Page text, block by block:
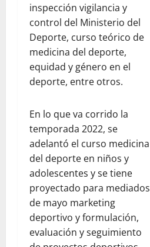
inspección vigilancia y
control del Ministerio del
Deporte, curso teórico de
medicina del deporte,
equidad y género en el
deporte, entre otros.
En lo que va corrido la
temporada 2022, se
adelantó el curso medicina
del deporte en niños y
adolescentes y se tiene
proyectado para mediados
de mayo marketing
deportivo y formulación,
evaluación y seguimiento